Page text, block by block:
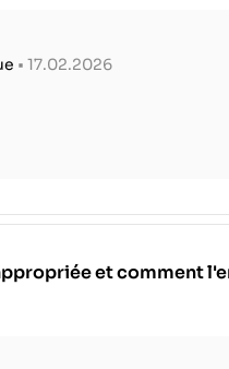
• 17.02.2026
et comment